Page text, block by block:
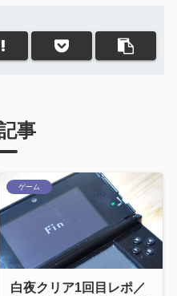
事
ゲーム
白夜クリア1回目レポ／